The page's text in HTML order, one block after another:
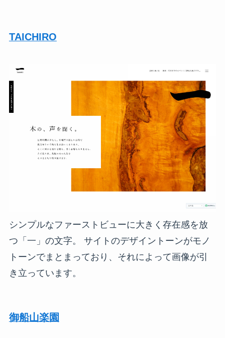
TAICHIRO
シンプルなファーストビューに大きく存在感を放
つ「一」の文字。 サイトのデザイントーンがモノ
トーンでまとまっており、それによって画像が引
き立っています。
御船山楽園